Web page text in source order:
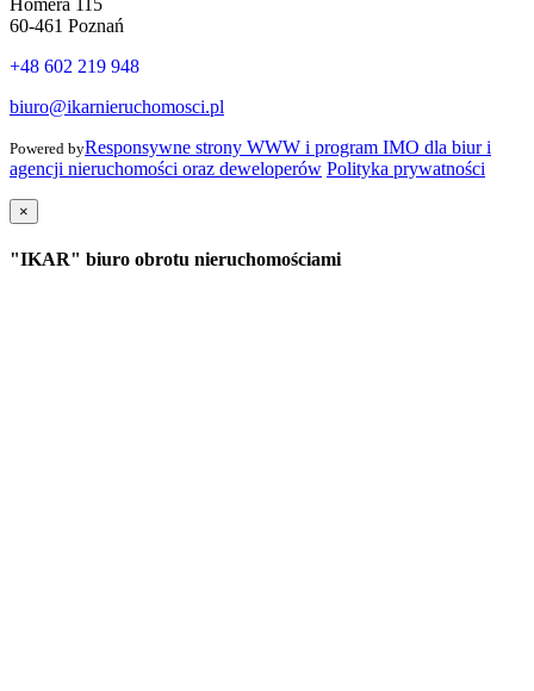
Homera 115
60-461 Poznań
+48 602 219 948
biuro@ikarnieruchomosci.pl
Powered byResponsywne strony WWW i program IMO dla biur i
agencji nieruchomości oraz deweloperów Polityka prywatności
×
"IKAR" biuro obrotu nieruchomościami